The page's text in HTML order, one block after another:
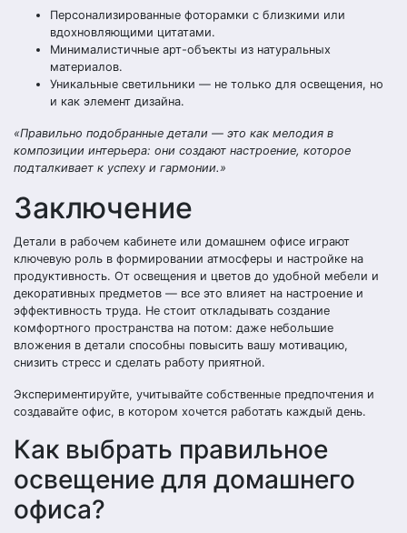
Персонализированные фоторамки с близкими или
вдохновляющими цитатами.
Минималистичные арт-объекты из натуральных
материалов.
Уникальные светильники — не только для освещения, но
и как элемент дизайна.
«Правильно подобранные детали — это как мелодия в
композиции интерьера: они создают настроение, которое
подталкивает к успеху и гармонии.»
Заключение
Детали в рабочем кабинете или домашнем офисе играют
ключевую роль в формировании атмосферы и настройке на
продуктивность. От освещения и цветов до удобной мебели и
декоративных предметов — все это влияет на настроение и
эффективность труда. Не стоит откладывать создание
комфортного пространства на потом: даже небольшие
вложения в детали способны повысить вашу мотивацию,
снизить стресс и сделать работу приятной.
Экспериментируйте, учитывайте собственные предпочтения и
создавайте офис, в котором хочется работать каждый день.
Как выбрать правильное
освещение для домашнего
офиса?